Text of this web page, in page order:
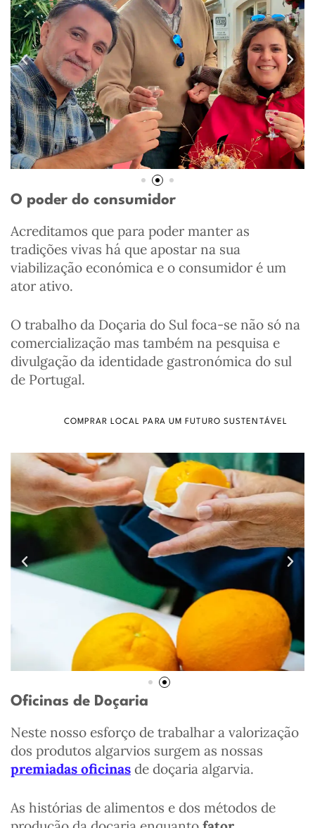
O poder do consumidor
Acreditamos que para poder manter as
tradições vivas há que apostar na sua
viabilização económica e o consumidor é um
ator ativo.
O trabalho da Doçaria do Sul foca-se não só na
comercialização mas também na pesquisa e
divulgação da identidade gastronómica do sul
de Portugal.
COMPRAR LOCAL PARA UM FUTURO SUSTENTÁVEL
Oficinas de Doçaria
Neste nosso esforço de trabalhar a valorização
dos produtos algarvios surgem as nossas
premiadas oficinas de doçaria algarvia.
As histórias de alimentos e dos métodos de